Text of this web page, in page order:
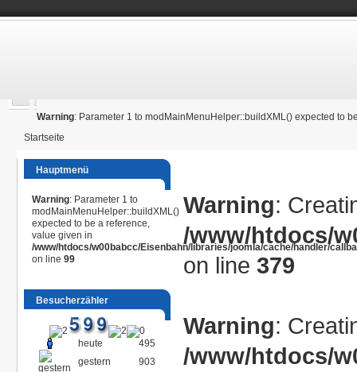
Warning: Parameter 1 to modMainMenuHelper::buildXML() expected to
Startseite
Hauptmenü
Warning: Parameter 1 to
modMainMenuHelper::buildXML()
expected to be a reference,
value given in
/www/htdocs/w00babcc/Eisenbahn/libraries/joomla/cache/handler/
on line 99
Besucherzähler
heute
495
gestern
903
Warning:
/www/htdocs/
on line 379
Warning:
/www/htdocs/